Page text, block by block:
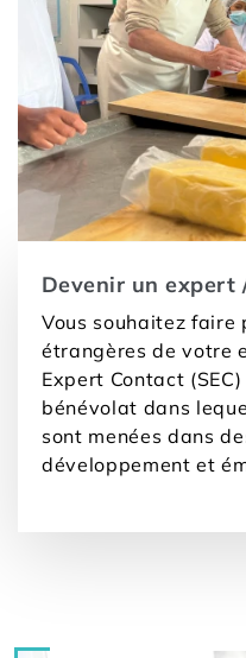
Devenir un expert
Vous souhaitez
étrangères de votre
Expert Contact
bénévolat dans
sont menées dans
développement et
recommandons
semaines.